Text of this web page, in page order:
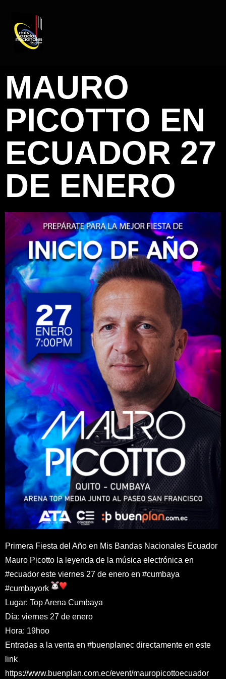
MAURO
PICOTTO EN
ECUADOR 27
DE ENERO
Primera Fiesta del Año en Mis Bandas Nacionales Ecuador
Mauro Picotto la leyenda de la música electrónica en
#ecuador este viernes 27 de enero en #cumbaya
#cumbayork
Lugar: Top Arena Cumbaya
Día: viernes 27 de enero
Hora: 19hoo
Entradas a la venta en #buenplanec directamente en este
link
https://www.buenplan.com.ec/event/mauropicottoecuador